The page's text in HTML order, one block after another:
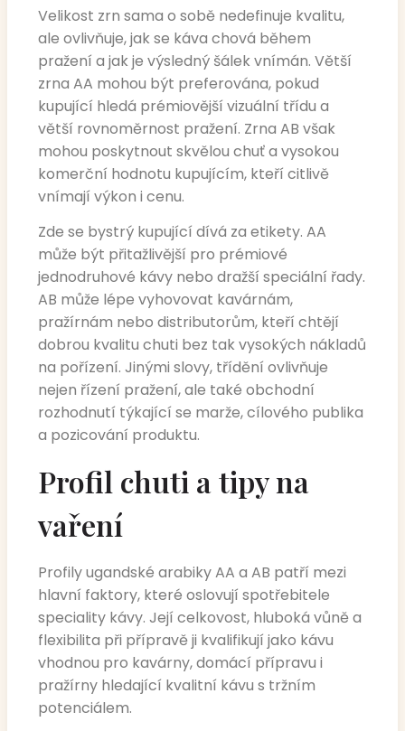
Velikost zrn sama o sobě nedefinuje kvalitu,
ale ovlivňuje, jak se káva chová během
pražení a jak je výsledný šálek vnímán. Větší
zrna AA mohou být preferována, pokud
kupující hledá prémiovější vizuální třídu a
větší rovnoměrnost pražení. Zrna AB však
mohou poskytnout skvělou chuť a vysokou
komerční hodnotu kupujícím, kteří citlivě
vnímají výkon i cenu.
Zde se bystrý kupující dívá za etikety. AA
může být přitažlivější pro prémiové
jednodruhové kávy nebo dražší speciální řady.
AB může lépe vyhovovat kavárnám,
pražírnám nebo distributorům, kteří chtějí
dobrou kvalitu chuti bez tak vysokých nákladů
na pořízení. Jinými slovy, třídění ovlivňuje
nejen řízení pražení, ale také obchodní
rozhodnutí týkající se marže, cílového publika
a pozicování produktu.
Profil chuti a tipy na
vaření
Profily ugandské arabiky AA a AB patří mezi
hlavní faktory, které oslovují spotřebitele
speciality kávy. Její celkovost, hluboká vůně a
flexibilita při přípravě ji kvalifikují jako kávu
vhodnou pro kavárny, domácí přípravu i
pražírny hledající kvalitní kávu s tržním
potenciálem.